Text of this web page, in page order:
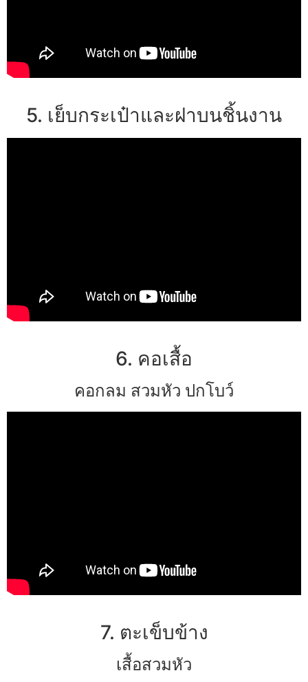
5. เย็บกระเป๋าและฝาบนชิ้นงาน
6. คอเสื้อ
คอกลม สวมหัว ปกโบว์
7. ตะเข็บข้าง
เสื้อสวมหัว